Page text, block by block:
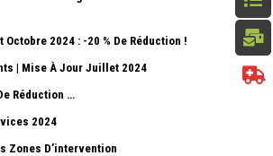
Octobre 2024 : -20 % De Réduction !
| Mise À Jour Juillet 2024
Réduction …
2024
Zones D’intervention